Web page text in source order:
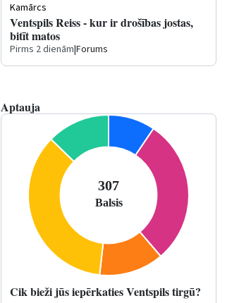
Kamārcs
Ventspils Reiss - kur ir drošības jostas,
bitīt matos
Pirms 2 dienām|Forums
Aptauja
Cik bieži jūs iepērkaties Ventspils tirgū?